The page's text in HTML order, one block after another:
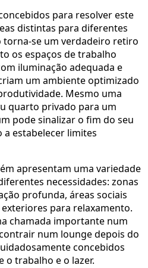
para resolver este
distintas para diferentes
torna-se um verdadeiro retiro
os espaços de trabalho
iluminação adequada e
um ambiente optimizado
Mesmo uma
quarto privado para um
pode sinalizar o fim do seu
estabelecer limites
apresentam uma variedade
necessidades: zonas
profunda, áreas sociais
para relaxamento.
chamada importante num
num lounge depois do
concebidos
o trabalho e o lazer.